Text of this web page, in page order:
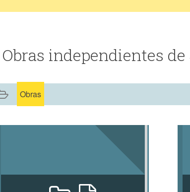
Obras independientes
Obras